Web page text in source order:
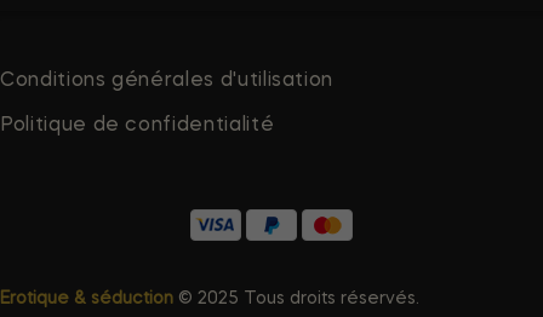
Conditions générales d'utilisation
Politique de confidentialité
Erotique & séduction © 2025 Tous droits réservés.